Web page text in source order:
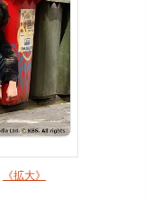
《拡大》